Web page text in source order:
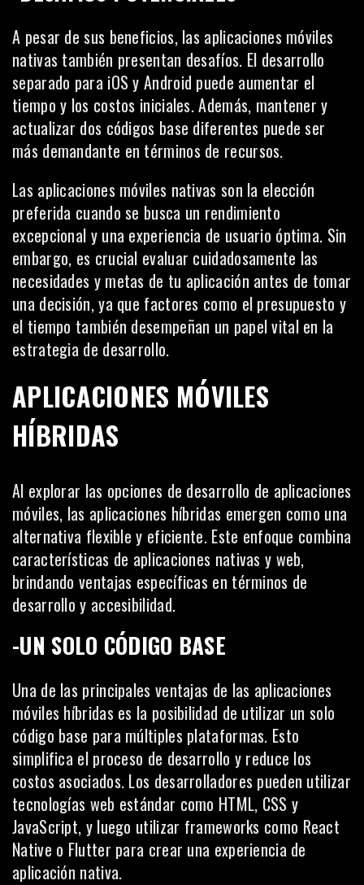
A pesar de sus beneficios, las aplicaciones móviles
nativas también presentan desafíos. El desarrollo
separado para iOS y Android puede aumentar el
tiempo y los costos iniciales. Además, mantener y
actualizar dos códigos base diferentes puede ser
más demandante en términos de recursos.
Las aplicaciones móviles nativas son la elección
preferida cuando se busca un rendimiento
excepcional y una experiencia de usuario óptima. Sin
embargo, es crucial evaluar cuidadosamente las
necesidades y metas de tu aplicación antes de tomar
una decisión, ya que factores como el presupuesto y
el tiempo también desempeñan un papel vital en la
estrategia de desarrollo.
APLICACIONES MÓVILES
HÍBRIDAS
Al explorar las opciones de desarrollo de aplicaciones
móviles, las aplicaciones híbridas emergen como una
alternativa flexible y eficiente. Este enfoque combina
características de aplicaciones nativas y web,
brindando ventajas específicas en términos de
desarrollo y accesibilidad.
-UN SOLO CÓDIGO BASE
Una de las principales ventajas de las aplicaciones
móviles híbridas es la posibilidad de utilizar un solo
código base para múltiples plataformas. Esto
simplifica el proceso de desarrollo y reduce los
costos asociados. Los desarrolladores pueden utilizar
tecnologías web estándar como HTML, CSS y
JavaScript, y luego utilizar frameworks como React
Native o Flutter para crear una experiencia de
aplicación nativa.